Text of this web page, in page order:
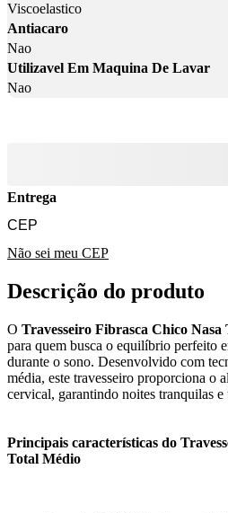
Viscoelastico
Antiacaro
Nao
Utilizavel Em Maquina De Lavar
Nao
Entrega
Não sei meu CEP
Descrição do produto
O Travesseiro Fibrasca Chico Nasa
para quem busca o equilíbrio perfeito
durante o sono. Desenvolvido com
média, este travesseiro proporciona o
cervical, garantindo noites tranquilas e
Principais características do
Total Médio